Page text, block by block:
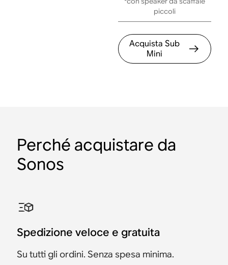
piccoli
Acquista Sub
Mini
Perché acquistare da
Sonos
Spedizione veloce e gratuita
Su tutti gli ordini. Senza spesa minima.